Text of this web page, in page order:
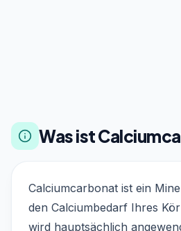
Was ist
Calciumcarbonat ist ein
den Calciumbedarf Ihres
wird hauptsächlich